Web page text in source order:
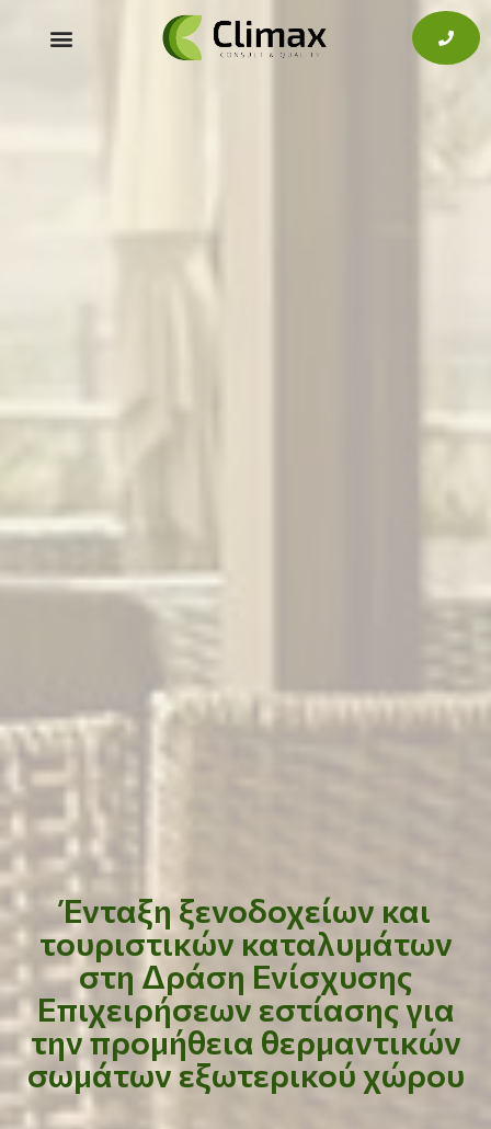
Ένταξη ξενοδοχείων και
τουριστικών καταλυμάτων
στη Δράση Ενίσχυσης
Επιχειρήσεων εστίασης για
την προμήθεια θερμαντικών
σωμάτων εξωτερικού χώρου